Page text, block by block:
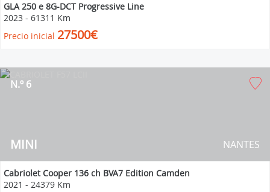
GLA 250 e 8G-DCT Progressive Line
2023 - 61311 Km
Precio inicial 27500€
MINI
N.º 6
NANTES
Cabriolet Cooper 136 ch BVA7 Edition Camden
2021 - 24379 Km